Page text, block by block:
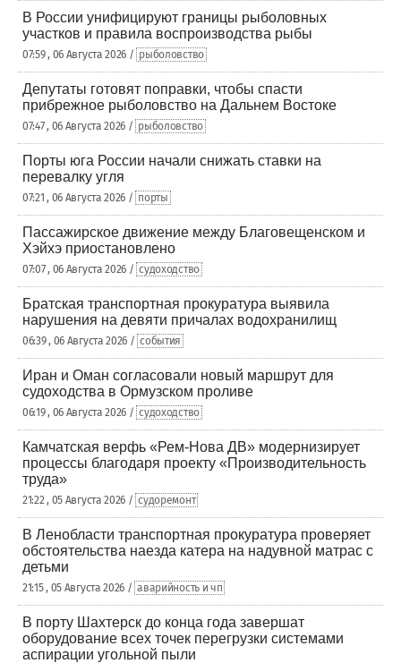
В России унифицируют границы рыболовных
участков и правила воспроизводства рыбы
07:59 , 06 Августа 2026 / рыболовство
Депутаты готовят поправки, чтобы спасти
прибрежное рыболовство на Дальнем Востоке
07:47 , 06 Августа 2026 / рыболовство
Порты юга России начали снижать ставки на
перевалку угля
07:21 , 06 Августа 2026 / порты
Пассажирское движение между Благовещенском и
Хэйхэ приостановлено
07:07 , 06 Августа 2026 / судоходство
Братская транспортная прокуратура выявила
нарушения на девяти причалах водохранилищ
06:39 , 06 Августа 2026 / события
Иран и Оман согласовали новый маршрут для
судоходства в Ормузском проливе
06:19 , 06 Августа 2026 / судоходство
Камчатская верфь «Рем-Нова ДВ» модернизирует
процессы благодаря проекту «Производительность
труда»
21:22 , 05 Августа 2026 / судоремонт
В Ленобласти транспортная прокуратура проверяет
обстоятельства наезда катера на надувной матрас с
детьми
21:15 , 05 Августа 2026 / аварийность и чп
В порту Шахтерск до конца года завершат
оборудование всех точек перегрузки системами
аспирации угольной пыли